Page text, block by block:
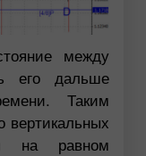
между
его дальше
Таким
вертикальных
на равном